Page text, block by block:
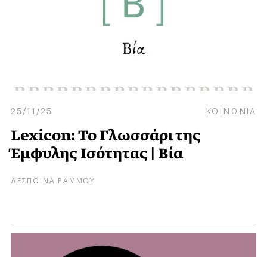
25/11/25 ΚΟΙΝΩΝΙΑ
Lexicon: Το Γλωσσάρι της
Έμφυλης Ισότητας | Βία
ΔΕΣΠΟΙΝΑ ΡΑΜΜΟΥ